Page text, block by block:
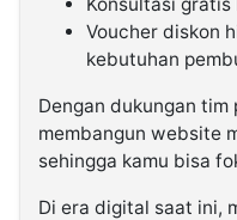
Voucher diskon
kebutuhan
Dengan dukungan
membangun website
sehingga kamu bisa
Di era digital saat ini,